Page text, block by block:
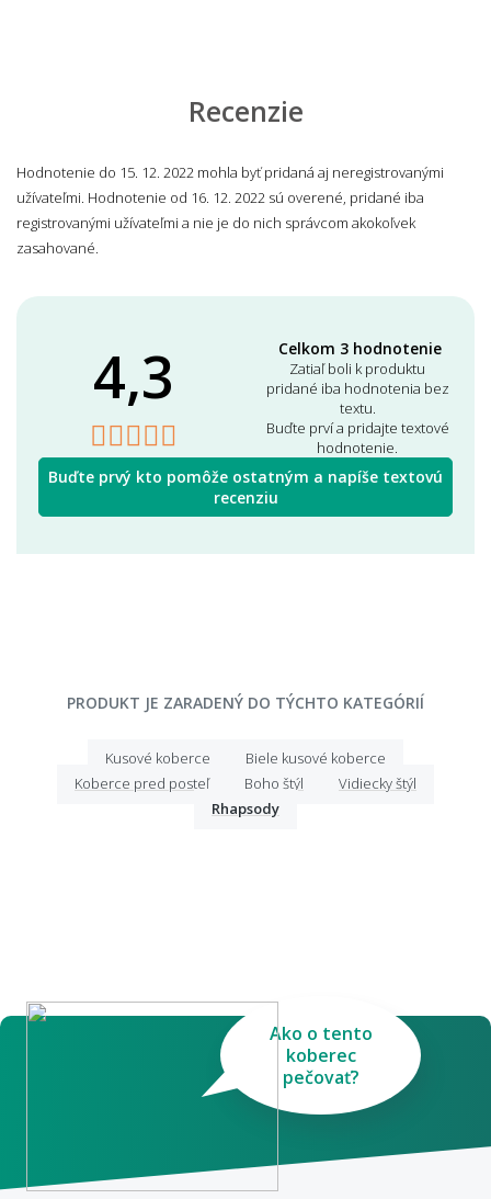
Recenzie
Hodnotenie do 15. 12. 2022 mohla byť pridaná aj neregistrovanými
užívateľmi. Hodnotenie od 16. 12. 2022 sú overené, pridané iba
registrovanými užívateľmi a nie je do nich správcom akokoľvek
zasahované.
4,3 Celkom 3 hodnotenie
Zatiaľ boli k produktu
pridané iba hodnotenia bez
textu.
Buďte prví a pridajte textové
hodnotenie.
Buďte prvý kto pomôže ostatným a napíše textovú
recenziu
PRODUKT JE ZARADENÝ DO TÝCHTO KATEGÓRIÍ
Kusové koberce
Biele kusové koberce
Koberce pred posteľ
Boho štýl
Vidiecky štýl
Rhapsody
Ako o tento
koberec
pečovať?